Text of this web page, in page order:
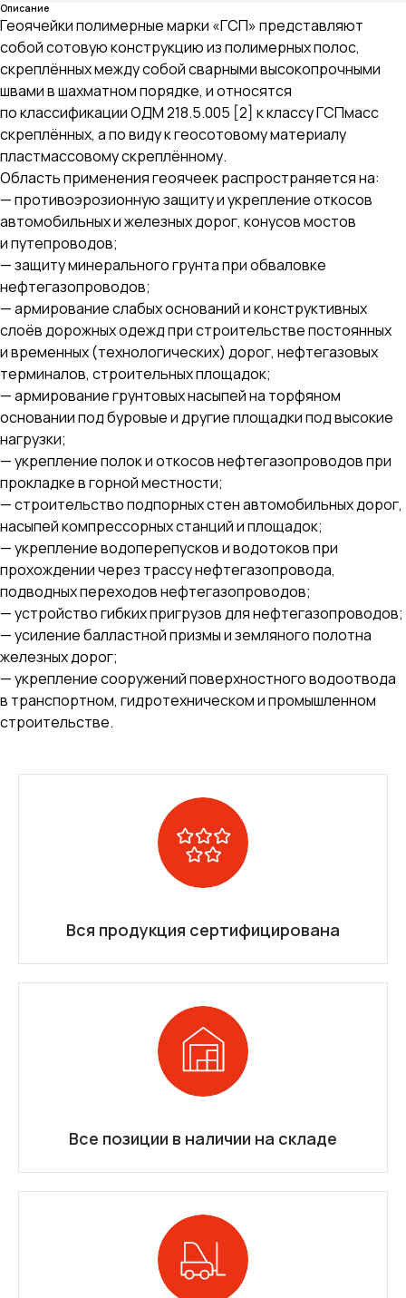
Описание
Геоячейки полимерные марки «ГСП» представляют
собой сотовую конструкцию из полимерных полос,
скреплённых между собой сварными высокопрочными
швами в шахматном порядке, и относятся
по классификации ОДМ 218.5.005 [2] к классу ГСПмасс
скреплённых, а по виду к геосотовому материалу
пластмассовому скреплённому.
Область применения геоячеек распространяется на:
— противоэрозионную защиту и укрепление откосов
автомобильных и железных дорог, конусов мостов
и путепроводов;
— защиту минерального грунта при обваловке
нефтегазопроводов;
— армирование слабых оснований и конструктивных
слоёв дорожных одежд при строительстве постоянных
и временных (технологических) дорог, нефтегазовых
терминалов, строительных площадок;
— армирование грунтовых насыпей на торфяном
основании под буровые и другие площадки под высокие
нагрузки;
— укрепление полок и откосов нефтегазопроводов при
прокладке в горной местности;
— строительство подпорных стен автомобильных дорог,
насыпей компрессорных станций и площадок;
— укрепление водоперепусков и водотоков при
прохождении через трассу нефтегазопровода,
подводных переходов нефтегазопроводов;
— устройство гибких пригрузов для нефтегазопроводов;
— усиление балластной призмы и земляного полотна
железных дорог;
— укрепление сооружений поверхностного водоотвода
в транспортном, гидротехническом и промышленном
строительстве.
Вся продукция сертифицирована
Все позиции в наличии на складе